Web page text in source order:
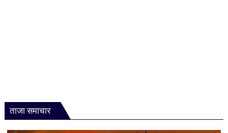
ताजा समाचार